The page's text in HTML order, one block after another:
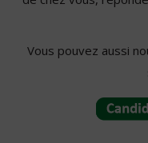
Vous pouvez aussi